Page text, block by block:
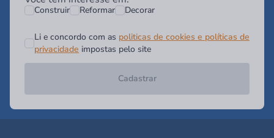
Construir Reformar Decorar
Li e concordo com as politicas de cookies e políticas de
privacidade impostas pelo site
Cadastrar